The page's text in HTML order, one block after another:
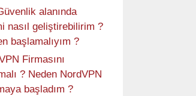
alanında
nasıl geliştirebilirim ?
başlamalıyım ?
Firmasını
? Neden NordVPN
başladım ?